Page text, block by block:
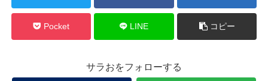
Pocket LINE コピー
サラおをフォローする